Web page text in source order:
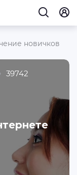
новичков
39742